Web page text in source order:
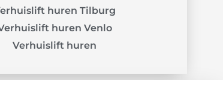
huren Tilburg
huren Venlo
Verhuislift huren